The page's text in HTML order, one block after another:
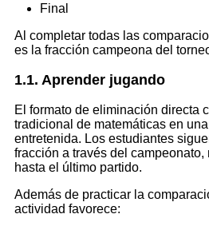
Final
Al completar todas las
es la fracción campeona del
1.1. Aprender jugando
El formato de eliminación directa
tradicional de matemáticas en
entretenida. Los estudiantes
fracción a través del
hasta el último partido.
Además de practicar la
actividad favorece: